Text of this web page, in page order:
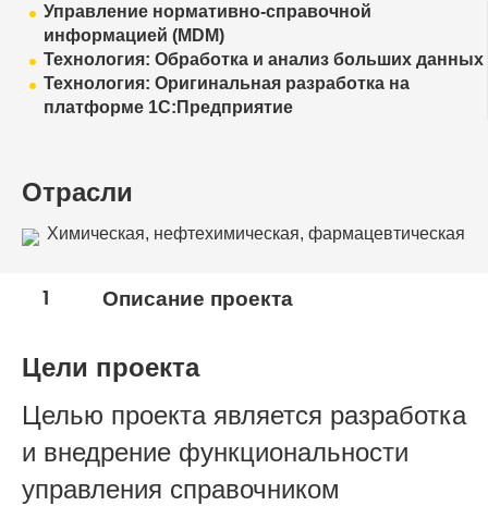
Управление нормативно-справочной
информацией (MDM)
Технология: Обработка и анализ больших данных
Технология: Оригинальная разработка на
платформе 1С:Предприятие
Отрасли
Химическая, нефтехимическая, фармацевтическая
1 Описание проекта
Цели проекта
Целью проекта является разработка
и внедрение функциональности
управления справочником